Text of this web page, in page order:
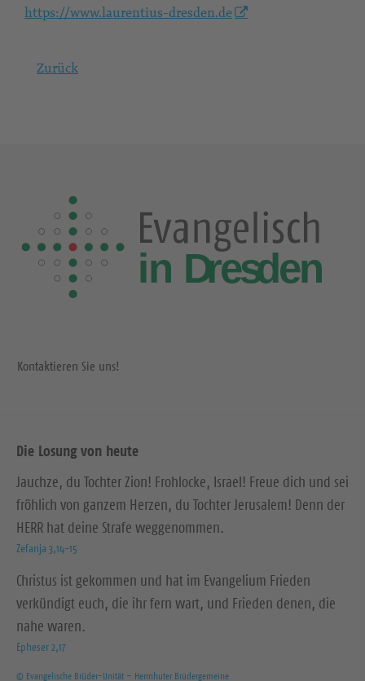
https://www.laurentius-dresden.de
Zurück
Kontaktieren Sie uns!
Die Losung von heute
Jauchze, du Tochter Zion! Frohlocke, Israel! Freue dich und sei
fröhlich von ganzem Herzen, du Tochter Jerusalem! Denn der
HERR hat deine Strafe weggenommen.
Zefanja 3,14-15
Christus ist gekommen und hat im Evangelium Frieden
verkündigt euch, die ihr fern wart, und Frieden denen, die
nahe waren.
Epheser 2,17
© Evangelische Brüder-Unität – Herrnhuter Brüdergemeine